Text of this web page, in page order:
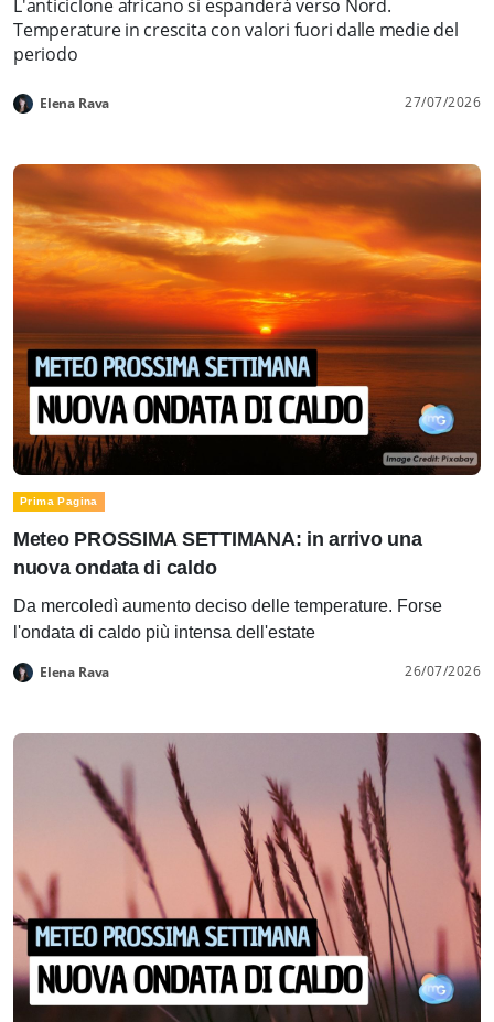
L'anticiclone africano si espanderà verso Nord.
Temperature in crescita con valori fuori dalle medie del
periodo
Elena Rava 27/07/2026
Prima Pagina
Meteo PROSSIMA SETTIMANA: in arrivo una
nuova ondata di caldo
Da mercoledì aumento deciso delle temperature. Forse
l'ondata di caldo più intensa dell'estate
Elena Rava 26/07/2026